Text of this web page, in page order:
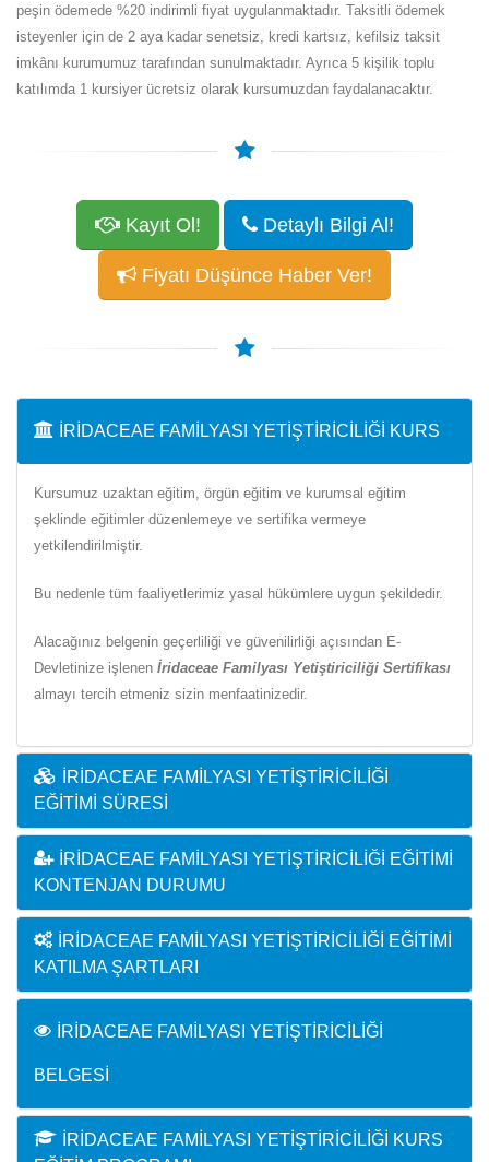
peşin ödemede %20 indirimli fiyat uygulanmaktadır. Taksitli ödemek
isteyenler için de 2 aya kadar senetsiz, kredi kartsız, kefilsiz taksit
imkânı kurumumuz tarafından sunulmaktadır. Ayrıca 5 kişilik toplu
katılımda 1 kursiyer ücretsiz olarak kursumuzdan faydalanacaktır.
Kayıt Ol! Detaylı Bilgi Al!
Fiyatı Düşünce Haber Ver!
İRIDACEAE FAMILYASI YETIŞTIRICILIĞI KURS
Kursumuz uzaktan eğitim, örgün eğitim ve kurumsal eğitim
şeklinde eğitimler düzenlemeye ve sertifika vermeye
yetkilendirilmiştir.
Bu nedenle tüm faaliyetlerimiz yasal hükümlere uygun şekildedir.
Alacağınız belgenin geçerliliği ve güvenilirliği açısından E-
Devletinize işlenen İridaceae Familyası Yetiştiriciliği Sertifikası
almayı tercih etmeniz sizin menfaatinizedir.
İRIDACEAE FAMILYASI YETIŞTIRICILIĞI
EĞITIMI SÜRESI
İRIDACEAE FAMILYASI YETIŞTIRICILIĞI EĞITIMI
KONTENJAN DURUMU
İRIDACEAE FAMILYASI YETIŞTIRICILIĞI EĞITIMI
KATILMA ŞARTLARI
İRIDACEAE FAMILYASI YETIŞTIRICILIĞI
BELGESI
İRIDACEAE FAMILYASI YETIŞTIRICILIĞI KURS